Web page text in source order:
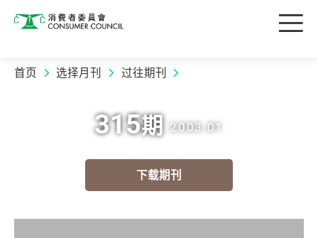
消费者委员会 目
首页 选择月刊 过往期刊
315期 2003.01
下载期刊